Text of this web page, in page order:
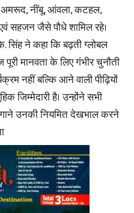
अमरूद, नींबू, आंवला, कटहल,
सहजन जैसे पौधे शामिल रहे।
सिंह ने कहा कि बढ़ती ग्लोबल
मानवता के लिए गंभीर चुनौती
नहीं बल्कि आने वाली पीढ़ियों
जिम्मेदारी है। उन्होंने सभी
उनकी नियमित देखभाल करने